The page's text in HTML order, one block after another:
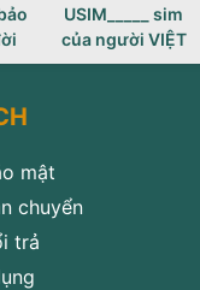
USIM_____ sim
của người VIỆT
mật
chuyển
trả